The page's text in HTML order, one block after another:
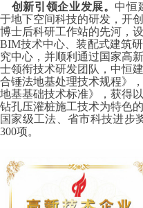
创新引领企业发展。 中恒
于地下空间科技的研发，开
博士后科研工作站的先河，
BIM技术中心、装配式建筑
究中心，并顺利通过国家高
士领衔技术研发团队，中恒
合锤法地基处理技术规程》
地基基础技术标准》，获得
钻孔压灌桩施工技术为特色
国家级工法、省市科技进步
300项。